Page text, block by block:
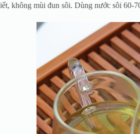
không mùi đun sôi. Dùng nước sôi 60-